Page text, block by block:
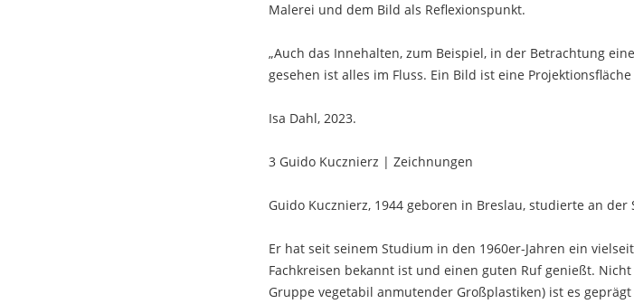
Malerei und dem Bild als Reflexionspunkt.
„Auch das Innehalten, zum Beispiel, in der Betrachtung
gesehen ist alles im Fluss. Ein Bild ist eine
Isa Dahl, 2023.
3 Guido Kucznierz | Zeichnungen
Guido Kucznierz, 1944 geboren in Breslau, studierte an
Er hat seit seinem Studium in den 1960er-Jahren ein
Fachkreisen bekannt ist und einen guten Ruf genießt.
Gruppe vegetabil anmutender Großplastiken) ist es